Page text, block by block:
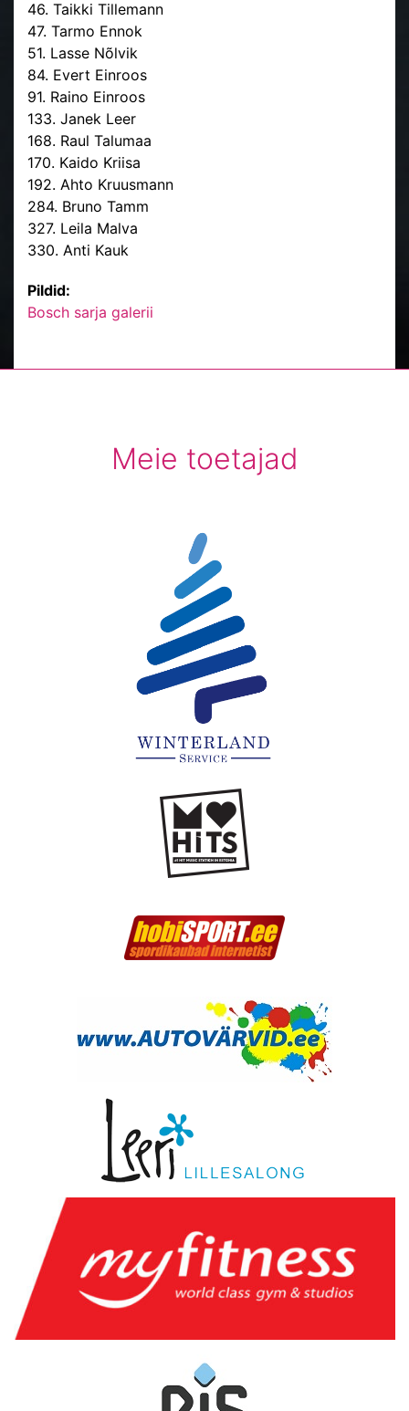
46. Taikki Tillemann
47. Tarmo Ennok
51. Lasse Nõlvik
84. Evert Einroos
91. Raino Einroos
133. Janek Leer
168. Raul Talumaa
170. Kaido Kriisa
192. Ahto Kruusmann
284. Bruno Tamm
327. Leila Malva
330. Anti Kauk
Pildid:
Bosch sarja galerii
Meie toetajad